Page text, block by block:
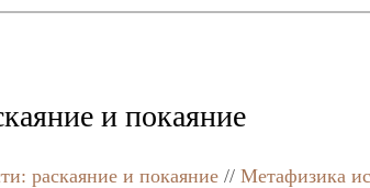
и покаяние
раскаяние и покаяние // Метафизика